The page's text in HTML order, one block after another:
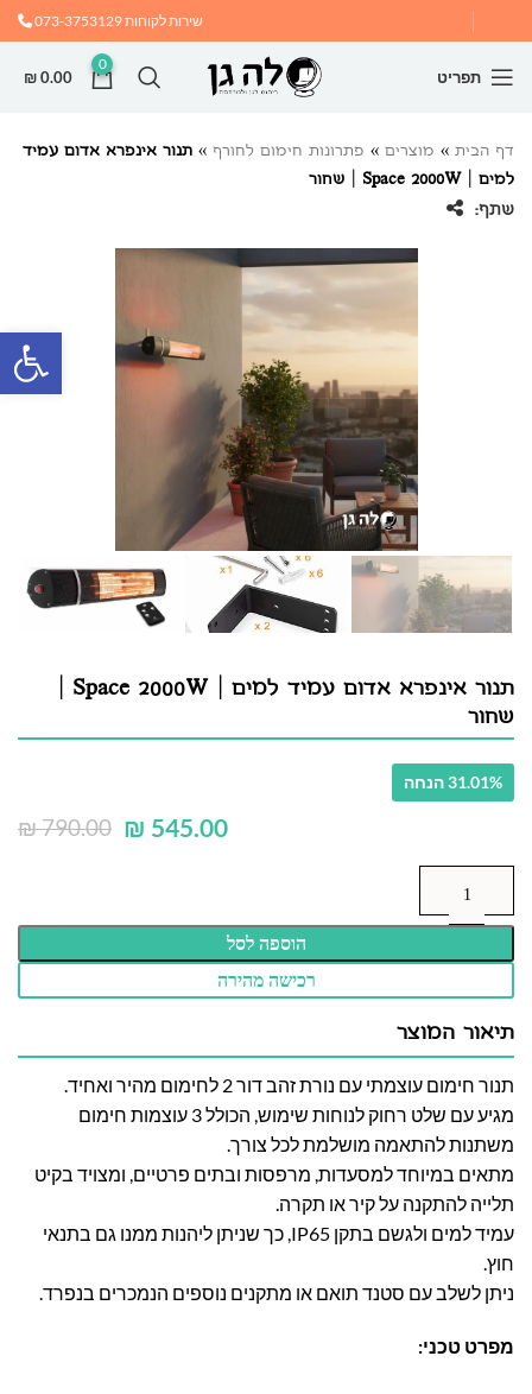
שירות לקוחות073-3753129
תפריט
0
₪0.00
דף הבית » מוצרים » פתרונות חימום לחורף » תנור אינפרא אדום עמיד
למים | Space 2000W | שחור
שתף:
שחור
31.01% הנחה
₪790.00 ₪ 545.00
הוספה לסל
רכישה מהירה
תיאור המוצר
תנור חימום עוצמתי עם נורת זהב דור 2 לחימום מהיר ואחיד.
מגיע עם שלט רחוק לנוחות שימוש, הכולל 3 עוצמות חימום
משתנות להתאמה מושלמת לכל צורך.
מתאים במיוחד למסעדות, מרפסות ובתים פרטיים, ומצויד בקיט
תלייה להתקנה על קיר או תקרה.
עמיד למים ולגשם בתקן IP65, כך שניתן ליהנות ממנו גם בתנאי
חוץ.
ניתן לשלב עם סטנד תואם או מתקנים נוספים הנמכרים בנפרד.
מפרט טכני: